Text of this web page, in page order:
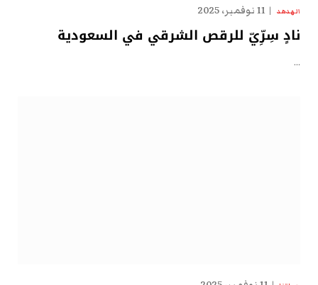
الهدهد 11 نوفمبر، 2025
نادٍ سِرِّيّ للرقص الشرقي في السعودية
…